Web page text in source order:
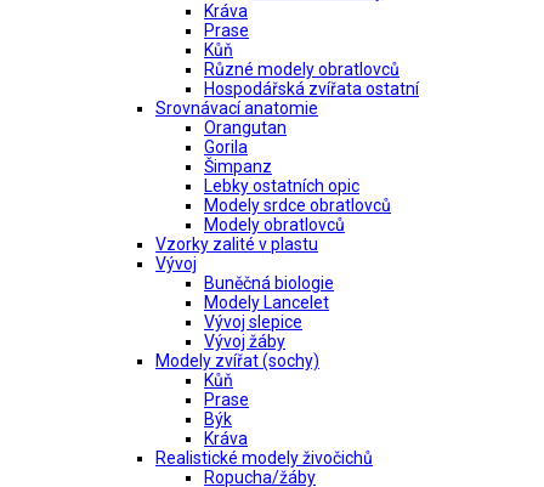
Kráva
Prase
Kůň
Různé modely obratlovců
Hospodářská zvířata ostatní
Srovnávací anatomie
Orangutan
Gorila
Šimpanz
Lebky ostatních opic
Modely srdce obratlovců
Modely obratlovců
Vzorky zalité v plastu
Vývoj
Buněčná biologie
Modely Lancelet
Vývoj slepice
Vývoj žáby
Modely zvířat (sochy)
Kůň
Prase
Býk
Kráva
Realistické modely živočichů
Ropucha/žáby